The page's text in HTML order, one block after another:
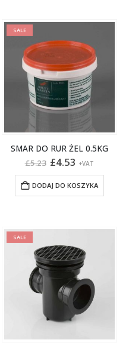
SALE
SMAR DO RUR ŻEL 0.5KG
£5.23 Pierwotna
wynosiła:
£5.23.
£4.53 Aktualna
wynosi:
£4.53.
+VAT
DODAJ DO KOSZYKA
SALE